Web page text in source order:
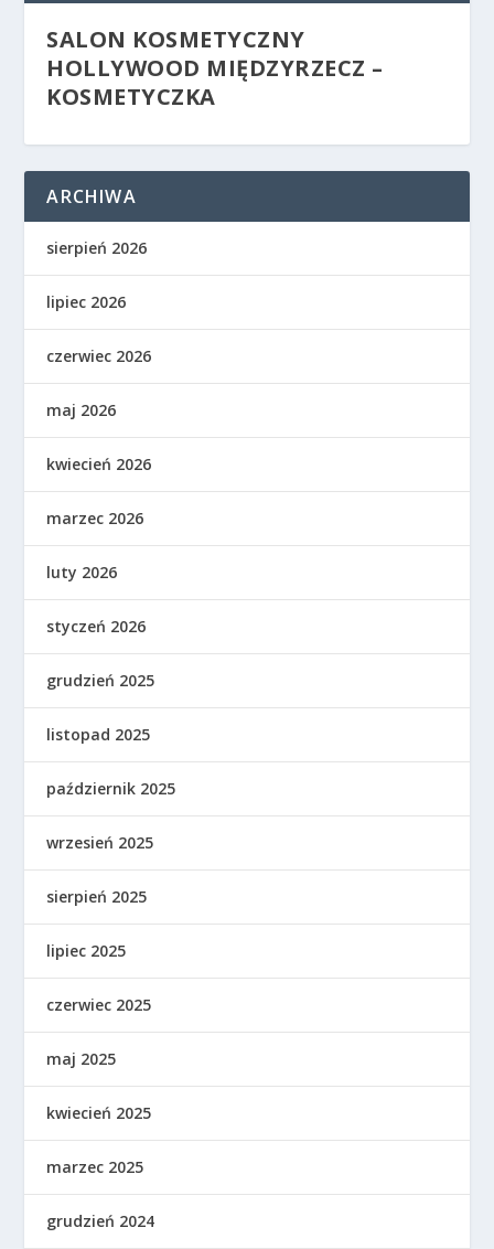
SALON KOSMETYCZNY
HOLLYWOOD MIĘDZYRZECZ –
KOSMETYCZKA
ARCHIWA
sierpień 2026
lipiec 2026
czerwiec 2026
maj 2026
kwiecień 2026
marzec 2026
luty 2026
styczeń 2026
grudzień 2025
listopad 2025
październik 2025
wrzesień 2025
sierpień 2025
lipiec 2025
czerwiec 2025
maj 2025
kwiecień 2025
marzec 2025
grudzień 2024